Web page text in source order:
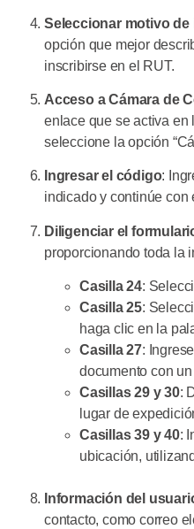
Seleccionar motivo
opción que mejor
inscribirse en el RUT.
Acceso a Cámara de
enlace que se activa en
seleccione la opción
Ingresar el código:
indicado y continúe con
Diligenciar el
proporcionando toda la
Casilla 24:
Casilla 25:
haga clic en la
Casilla 27:
documento con
Casillas 29 y 30:
lugar de
Casillas 39 y 40:
ubicación,
Información del
contacto, como correo